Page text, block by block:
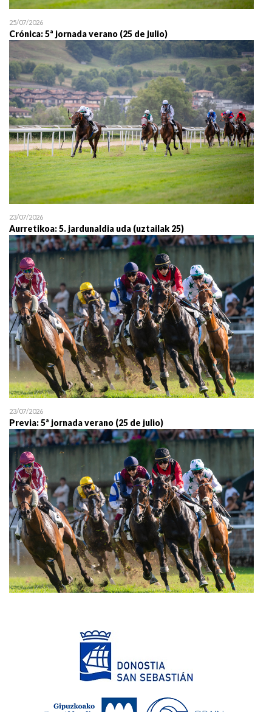
25/07/2026
Crónica: 5ª jornada verano (25 de julio)
23/07/2026
Aurretikoa: 5. jardunaldia uda (uztailak 25)
23/07/2026
Previa: 5ª jornada verano (25 de julio)